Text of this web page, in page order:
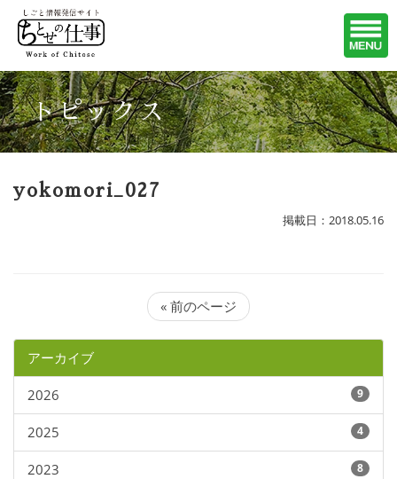
トピックス
yokomori_027
掲載日：2018.05.16
« 前のページ
アーカイブ
2026 9
2025 4
2023 8